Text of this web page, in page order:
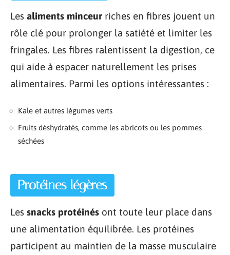
Les aliments minceur riches en fibres jouent un
rôle clé pour prolonger la satiété et limiter les
fringales. Les fibres ralentissent la digestion, ce
qui aide à espacer naturellement les prises
alimentaires. Parmi les options intéressantes :
Kale et autres légumes verts
Fruits déshydratés, comme les abricots ou les pommes
séchées
Protéines légères
Les snacks protéinés ont toute leur place dans
une alimentation équilibrée. Les protéines
participent au maintien de la masse musculaire